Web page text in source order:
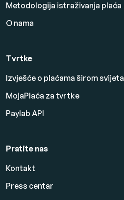
Metodologija istraživanja plaća
O nama
Tvrtke
Izvješće o plaćama širom svijeta
MojaPlaća za tvrtke
Paylab API
Pratite nas
Kontakt
Press centar